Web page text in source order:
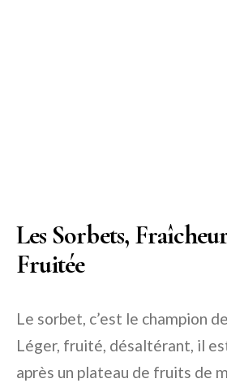
Les Sorbets,
Fruitée
Le sorbet, c’est le champion
Léger, fruité, désaltérant, il
après un plateau de fruits de